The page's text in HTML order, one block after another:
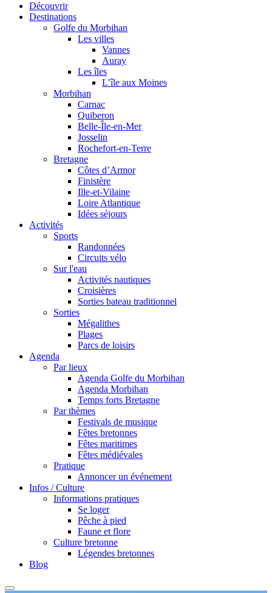
Découvrir
Destinations
Golfe du Morbihan
Les villes
Vannes
Auray
Les îles
L’île aux Moines
Morbihan
Carnac
Quiberon
Belle-Île-en-Mer
Josselin
Rochefort-en-Terre
Bretagne
Côtes d’Armor
Finistère
Ille-et-Vilaine
Loire Atlantique
Idées séjours
Activités
Sports
Randonnées
Circuits vélo
Sur l'eau
Activités nautiques
Croisières
Sorties bateau traditionnel
Sorties
Mégalithes
Plages
Parcs de loisirs
Agenda
Par lieux
Agenda Golfe du Morbihan
Agenda Morbihan
Temps forts Bretagne
Par thèmes
Festivals de musique
Fêtes bretonnes
Fêtes maritimes
Fêtes médiévales
Pratique
Annoncer un événement
Infos / Culture
Informations pratiques
Se loger
Pêche à pied
Faune et flore
Culture bretonne
Légendes bretonnes
Blog